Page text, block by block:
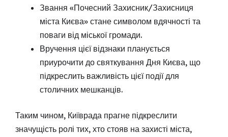
Звання «Почесний Захисник/Захисниця
міста Києва» стане символом вдячності та
поваги від міської громади.
Вручення цієї відзнаки планується
приурочити до святкування Дня Києва, що
підкреслить важливість цієї події для
столичних мешканців.
Таким чином, Київрада прагне підкреслити
значущість ролі тих, хто стояв на захисті міста,